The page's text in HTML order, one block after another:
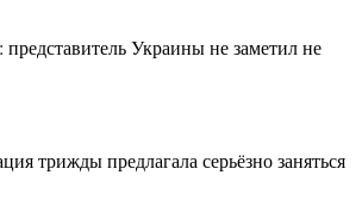
Украины не заметил не
трижды предлагала серьёзно заняться